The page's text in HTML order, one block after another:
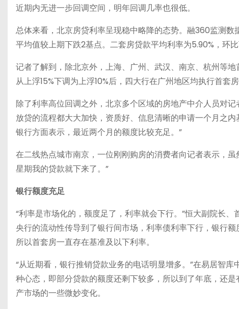
近期内无进一步回调空间，明年回调几率也很低。
总体来看，北京房贷利率呈现稳中略降的态势。融360监测
平均值较上期下跌2基点。二套房贷款平均利率为5.90%，环比
记者了解到，除北京外，上海、广州、武汉、南京、杭州等
从上浮15%下调为上浮10%后，四大行在广州地区均执行首套房
除了利率高位回调之外，北京多个区域的房地产中介人员对
放贷的流程都大大加快，资质好、信息清晰的申请一个月之
银行方面表示，最近两个月的额度比较充足。”
在二线热点城市南京，一位刚刚购房的消费者向记者表示，
星期我的贷款就下来了。”
银行额度充足
“利率是市场化的，额度足了，利率就会下行。”恒大副院长
央行的流动性传导到了银行间市场，利率债利率下行，银行
所以首套房一直存在基准及以下利率。
“从近期看，银行推销贷款业务的电话明显增多。”在易居智
种心态，即部分贷款的额度还剩下较多，所以到了年底，还
产市场的一些微妙变化。